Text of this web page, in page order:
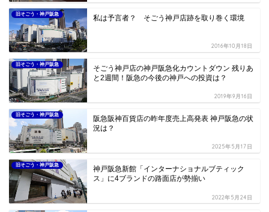
旧そごう・神戸阪急 私は予言者？ そごう神戸店跡を取り巻く環境
2016年10月18日
旧そごう・神戸阪急
そごう神戸店の神戸阪急化カウントダウン 残りあ
と2週間！阪急の今後の神戸への投資は？
2019年9月16日
旧そごう・神戸阪急
阪急阪神百貨店の昨年度売上高発表 神戸阪急の状
況は？
2025年5月17日
旧そごう・神戸阪急
神戸阪急新館「インターナショナルブティック
ス」に4ブランドの路面店が勢揃い
2022年5月24日